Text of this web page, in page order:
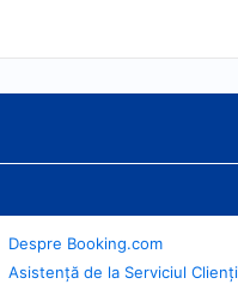
Despre Booking.com
Asistență de la Serviciul Clienți